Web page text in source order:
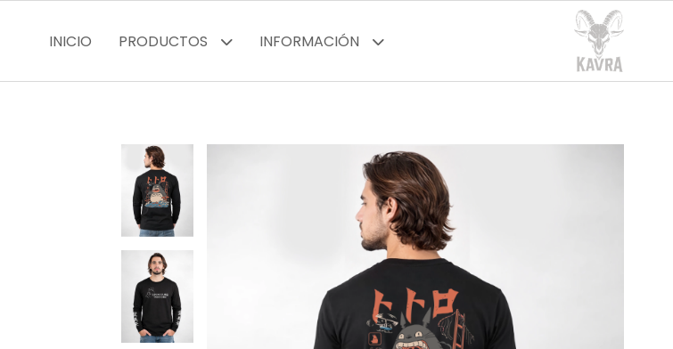
INICIO PRODUCTOS INFORMACIÓN